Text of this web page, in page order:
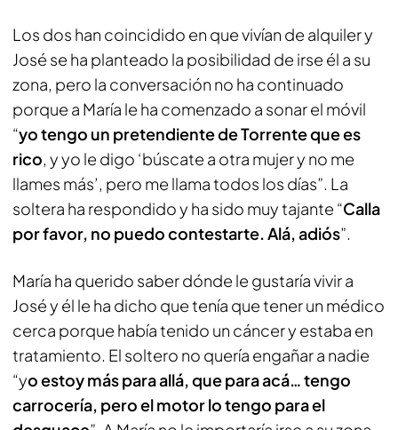
Los dos han coincidido en que vivían de alquiler y
José se ha planteado la posibilidad de irse él a su
zona, pero la conversación no ha continuado
porque a María le ha comenzado a sonar el móvil
“yo tengo un pretendiente de Torrente que es
rico, y yo le digo ‘búscate a otra mujer y no me
llames más’, pero me llama todos los días”. La
soltera ha respondido y ha sido muy tajante “Calla
por favor, no puedo contestarte. Alá, adiós”.
María ha querido saber dónde le gustaría vivir a
José y él le ha dicho que tenía que tener un médico
cerca porque había tenido un cáncer y estaba en
tratamiento. El soltero no quería engañar a nadie
“yo estoy más para allá, que para acá… tengo
carrocería, pero el motor lo tengo para el